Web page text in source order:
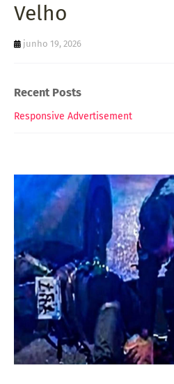
Velho
junho 19, 2026
Recent Posts
Responsive Advertisement